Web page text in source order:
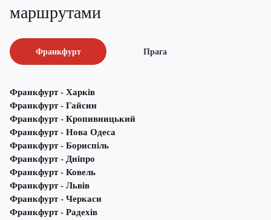
маршрутами
Франкфурт Прага
Франкфурт - Харків
Франкфурт - Гайсин
Франкфурт - Кропивницький
Франкфурт - Нова Одеса
Франкфурт - Бориспіль
Франкфурт - Дніпро
Франкфурт - Ковель
Франкфурт - Львів
Франкфурт - Черкаси
Франкфурт - Радехів